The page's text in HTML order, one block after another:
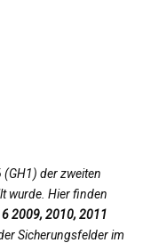
der zweiten
wurde. Hier finden
2009, 2010, 2011
Sicherungsfelder im